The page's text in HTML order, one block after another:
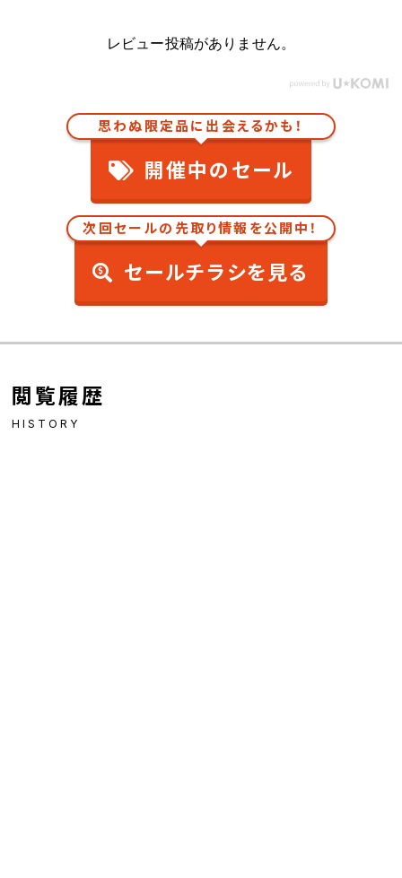
レビュー投稿がありません。
思わぬ限定品に出会えるかも！
開催中のセール
次回セールの先取り情報を公開中！
セールチラシを見る
閲覧履歴
HISTORY